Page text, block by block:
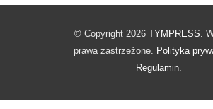
© Copyright 2026 TYMPRESS.
prawa zastrzeżone. Polityka
Regulamin.